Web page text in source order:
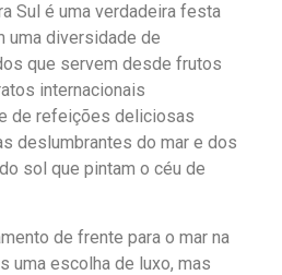
Sul é uma verdadeira festa
uma diversidade de
que servem desde frutos
internacionais
de refeições deliciosas
deslumbrantes do mar e dos
sol que pintam o céu de
de frente para o mar na
uma escolha de luxo, mas